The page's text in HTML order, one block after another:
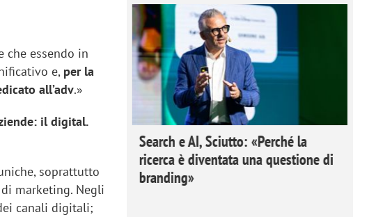
essendo in
e, per la
all’adv.»
il digital.
soprattutto
marketing. Negli
canali digitali;
Neri, Ipsos
comprenderli e
Search e AI, Sciutto: «Perché la
ricerca è diventata una questione di
branding»